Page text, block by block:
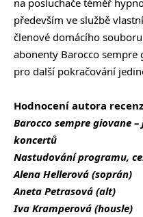
na posluchače téměř
především ve službě
členové domácího
abonenty Barocco
pro další pokračování
Hodnocení autora
Barocco sempre giovane
koncertů
Nastudování programu,
Alena Hellerová (soprán)
Aneta Petrasová (alt)
Iva Kramperová (housle)